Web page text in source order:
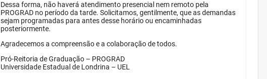
Dessa forma, não haverá atendimento presencial nem remoto pela
PROGRAD no período da tarde. Solicitamos, gentilmente, que as demandas
sejam programadas para antes desse horário ou encaminhadas
posteriormente.
Agradecemos a compreensão e a colaboração de todos.
Pró-Reitoria de Graduação – PROGRAD
Universidade Estadual de Londrina – UEL